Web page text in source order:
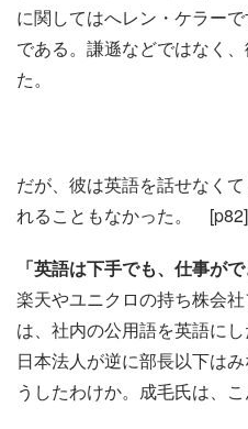
に関してはへレン・ケラー
である。謙遜などではなく
た。
だが、彼は英語を話せなく
れることもなかった。 [p82]
「英語は下手でも、仕事がで
楽天やユニクロの持ち株会
は、社内の公用語を英語に
日本法人が逆に部長以下は
うしたわけか。成毛氏は、